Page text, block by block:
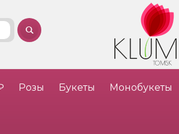
Розы Букеты Монобукеты